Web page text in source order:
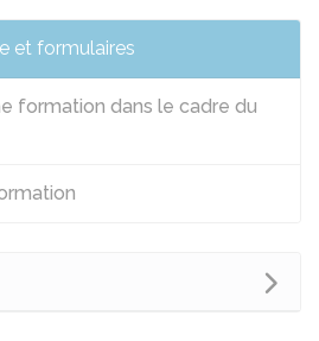
et formulaires
formation dans le cadre du